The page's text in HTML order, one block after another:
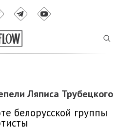
Ляписа Трубецкого
белорусской группы